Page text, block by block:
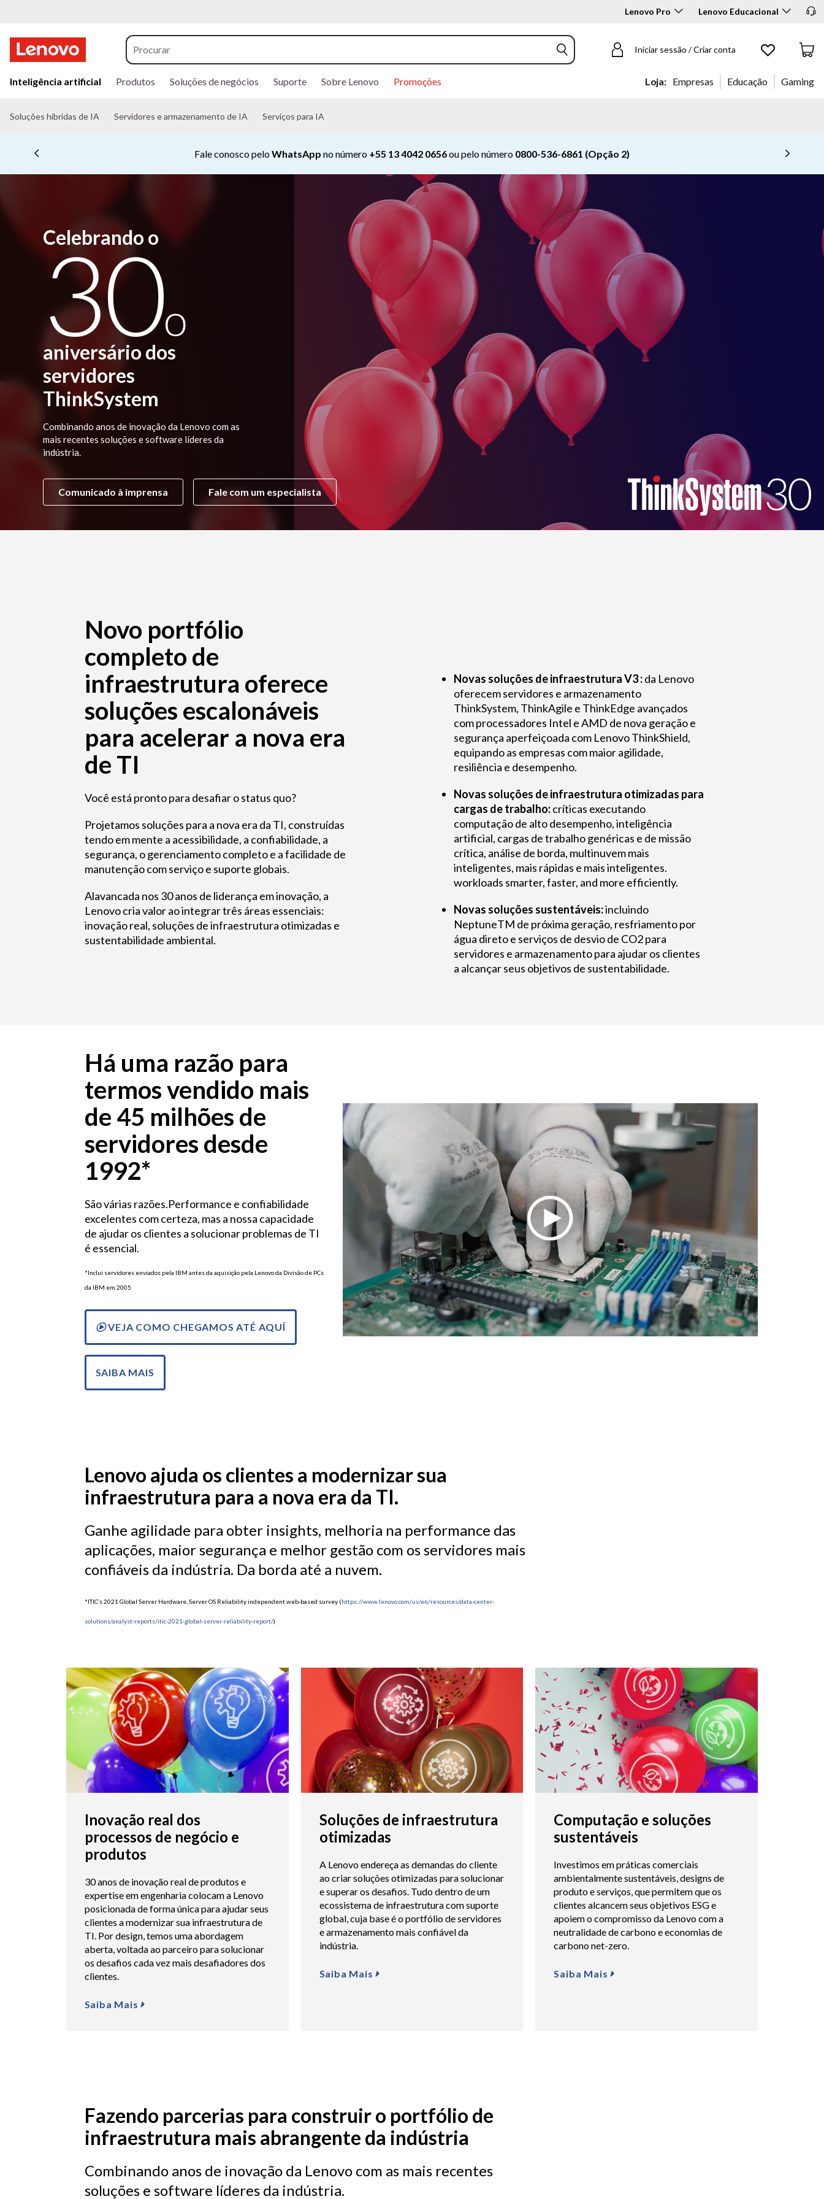
Lenovo Pro Lenovo Educacional
a
a
a
l
Iniciar sessão / Criar conta
Inteligência artificial Produtos Soluções de negócios Suporte Sobre Lenovo Promoções Loja: Empresas Educação Gaming
Soluções híbridas de IA Servidores e armazenamento de IA Serviços para IA
Compre JuntoOffice 365! Produtividade total para o seu Lenovo! Compre Agora >
Currently displaying item 3 of 4
Celebrando o
30o
aniversário dos
servidores
ThinkSystem
Combinando anos de inovação da Lenovo com as
mais recentes soluções e software líderes da
indústria.
Comunicado à imprensa Fale com um especialista
Novo portfólio
completo de
infraestrutura oferece
soluções escalonáveis
para acelerar a nova era
de TI
Você está pronto para desafiar o status quo?
Projetamos soluções para a nova era da TI, construídas
tendo em mente a acessibilidade, a confiabilidade, a
segurança, o gerenciamento completo e a facilidade de
manutenção com serviço e suporte globais.
Alavancada nos 30 anos de liderança em inovação, a
Lenovo cria valor ao integrar três áreas essenciais:
inovação real, soluções de infraestrutura otimizadas e
sustentabilidade ambiental.
Novas soluções de infraestrutura V3 :da Lenovo
oferecem servidores e armazenamento
ThinkSystem, ThinkAgile e ThinkEdge avançados
com processadores Intel e AMD de nova geração e
segurança aperfeiçoada com Lenovo ThinkShield,
equipando as empresas com maior agilidade,
resiliência e desempenho.
Novas soluções de infraestrutura otimizadas para
cargas de trabalho:críticas executando
computação de alto desempenho, inteligência
artificial, cargas de trabalho genéricas e de missão
crítica, análise de borda, multinuvem mais
inteligentes, mais rápidas e mais inteligentes.
workloads smarter, faster, and more efficiently.
Novas soluções sustentáveis:incluindo
NeptuneTM de próxima geração, resfriamento por
água direto e serviços de desvio de CO2 para
servidores e armazenamento para ajudar os clientes
a alcançar seus objetivos de sustentabilidade.
Há uma razão para
termos vendido mais
de 45 milhões de
servidores desde
1992*
São várias razões.Performance e confiabilidade
excelentes com certeza, mas a nossa capacidade
de ajudar os clientes a solucionar problemas de TI
é essencial.
*Inclui servidores enviados pela IBM antes da aquisição pela Lenovo da Divisão de PCs
da IBM em 2005
VEJA COMO CHEGAMOS ATÉ AQUÍ
SAIBA MAIS
Lenovo ajuda os clientes a modernizar sua
infraestrutura para a nova era da TI.
Ganhe agilidade para obter insights, melhoria na performance das
aplicações, maior segurança e melhor gestão com os servidores mais
confiáveis da indústria. Da borda até a nuvem.
*ITIC’s 2021 Global Server Hardware, Server OS Reliability independent web-based survey (https://www.lenovo.com/us/en/resources/data-center-
solutions/analyst-reports/itic-2021-global-server-reliability-report/)
Inovação real dos
processos de negócio e
produtos
30 anos de inovação real de produtos e
expertise em engenharia colocam a Lenovo
posicionada de forma única para ajudar seus
clientes a modernizar sua infraestrutura de
TI. Por design, temos uma abordagem
aberta, voltada ao parceiro para solucionar
os desafios cada vez mais desafiadores dos
clientes.
Saiba Mais
Soluções de infraestrutura
otimizadas
A Lenovo endereça as demandas do cliente
ao criar soluções otimizadas para solucionar
e superar os desafios. Tudo dentro de um
ecossistema de infraestrutura com suporte
global, cuja base é o portfólio de servidores
e armazenamento mais confiável da
indústria.
Saiba Mais
Computação e soluções
sustentáveis
Investimos em práticas comerciais
ambientalmente sustentáveis, designs de
produto e serviços, que permitem que os
clientes alcancem seus objetivos ESG e
apoiem o compromisso da Lenovo com a
neutralidade de carbono e economias de
carbono net-zero.
Saiba Mais
Fazendo parcerias para construir o portfólio de
infraestrutura mais abrangente da indústria
Combinando anos de inovação da Lenovo com as mais recentes
soluções e software líderes da indústria.